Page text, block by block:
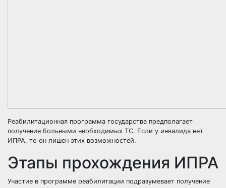
Реабилитационная программа государства предполагает
получение больными необходимых ТС. Если у инвалида нет
ИПРА, то он лишен этих возможностей.
Этапы прохождения ИПРА
Участие в программе реабилитации подразумевает получение